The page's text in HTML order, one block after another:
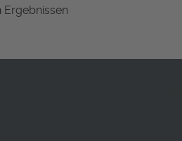
Ergebnissen